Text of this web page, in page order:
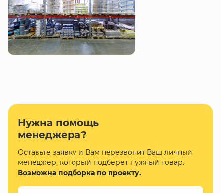
Нужна помощь
менеджера?
Оставьте заявку и Вам перезвонит Ваш личный
менеджер, который подберет нужный товар.
Возможна подборка по проекту.